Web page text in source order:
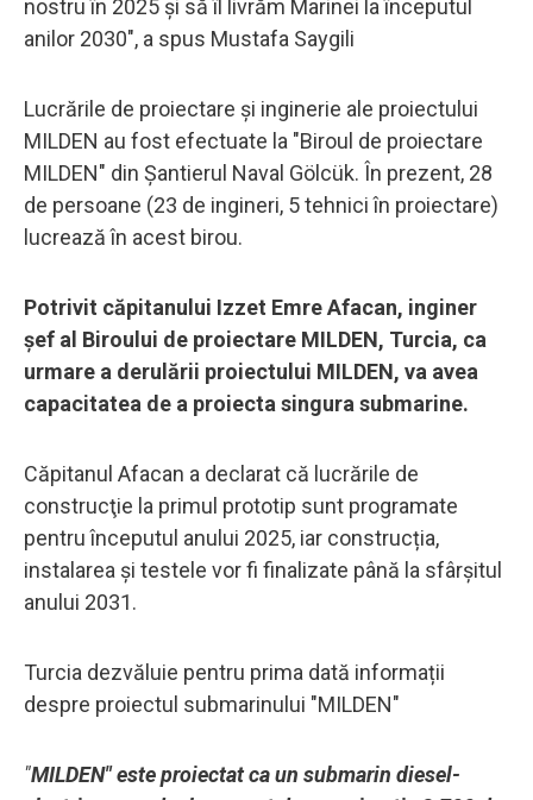
nostru în 2025 și să îl livrăm Marinei la începutul
anilor 2030", a spus Mustafa Saygili
Lucrările de proiectare și inginerie ale proiectului
MILDEN au fost efectuate la "Biroul de proiectare
MILDEN" din Șantierul Naval Gölcük. În prezent, 28
de persoane (23 de ingineri, 5 tehnici în proiectare)
lucrează în acest birou.
Potrivit căpitanului Izzet Emre Afacan, inginer
șef al Biroului de proiectare MILDEN, Turcia, ca
urmare a derulării proiectului MILDEN, va avea
capacitatea de a proiecta singura submarine.
Căpitanul Afacan a declarat că lucrările de
construcţie la primul prototip sunt programate
pentru începutul anului 2025, iar construcția,
instalarea și testele vor fi finalizate până la sfârșitul
anului 2031.
Turcia dezvăluie pentru prima dată informații
despre proiectul submarinului "MILDEN"
"MILDEN" este proiectat ca un submarin diesel-